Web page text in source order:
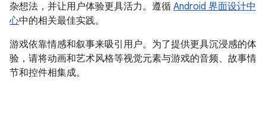
杂想法，并让用户体验更具活力。遵循 Android 界面设计中
心中的相关最佳实践。
游戏依靠情感和叙事来吸引用户。为了提供更具沉浸感的体
验，请将动画和艺术风格等视觉元素与游戏的音频、故事情
节和控件相集成。